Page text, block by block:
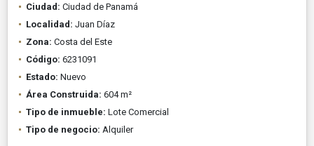
Ciudad: Ciudad de Panamá
Localidad: Juan Díaz
Zona: Costa del Este
Código: 6231091
Estado: Nuevo
Área Construida: 604 m²
Tipo de inmueble: Lote Comercial
Tipo de negocio: Alquiler